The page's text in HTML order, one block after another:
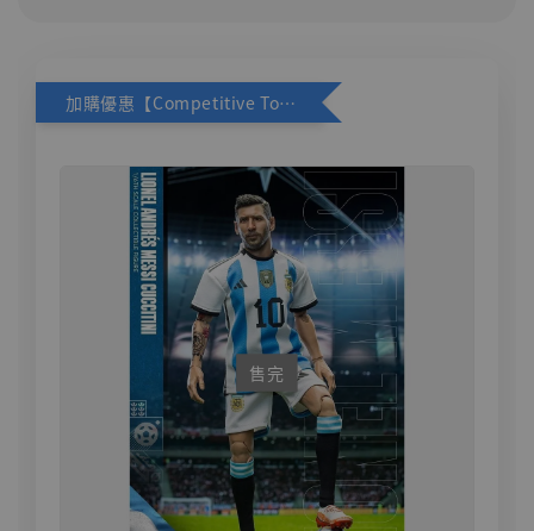
加購優惠【Competitive Toys 梅西 [CM001]】
售完